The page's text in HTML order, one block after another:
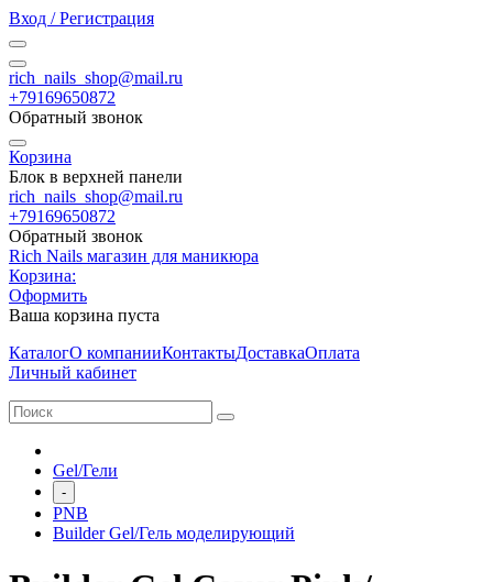
Вход / Регистрация
rich_nails_shop@mail.ru
+79169650872
Обратный звонок
Корзина
Блок в верхней панели
rich_nails_shop@mail.ru
+79169650872
Обратный звонок
Rich Nails магазин для маникюра
Корзина:
Оформить
Ваша корзина пуста
КаталогО компанииКонтактыДоставкаОплата
Личный кабинет
Gel/Гели
-
PNB
Builder Gel/Гель моделирующий